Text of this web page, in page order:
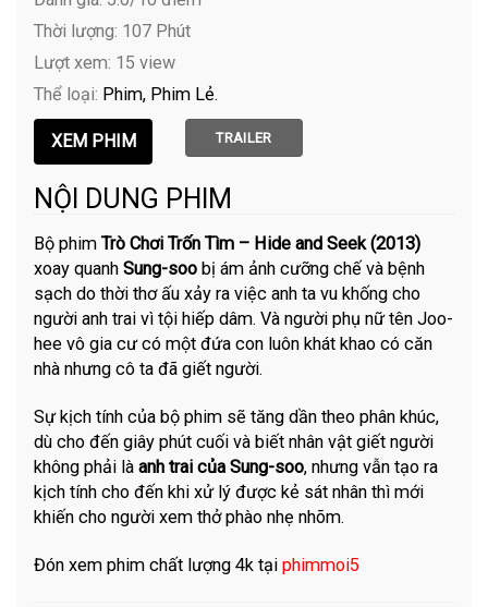
Thời lượng: 107 Phút
Lượt xem: 15 view
Thể loại: Phim Phim Lẻ
TRAILER
NỘI DUNG PHIM
Bộ phimTrò Chơi Trốn Tìm – Hide and Seek (2013)
xoay quanhSung-soo bị ám ảnh cưỡng chế và bệnh
sạch do thời thơ ấu xảy ra việc anh ta vu khống cho
người anh trai vì tội hiếp dâm. Và người phụ nữ tên Joo-
hee vô gia cư có một đứa con luôn khát khao có căn
nhà nhưng cô ta đã giết người.
Sự kịch tính của bộ phim sẽ tăng dần theo phân khúc,
dù cho đến giây phút cuối và biết nhân vật giết người
không phải làanh trai của Sung-soo, nhưng vẫn tạo ra
kịch tính cho đến khi xử lý được kẻ sát nhân thì mới
khiến cho người xem thở phào nhẹ nhõm.
Đón xem phim chất lượng 4k tạiphimmoi5